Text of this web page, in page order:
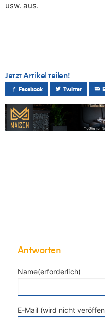
usw. aus.
Jetzt Artikel teilen!
Facebook Twitter
Antworten
Name(erforderlich)
E-Mail (wird nicht